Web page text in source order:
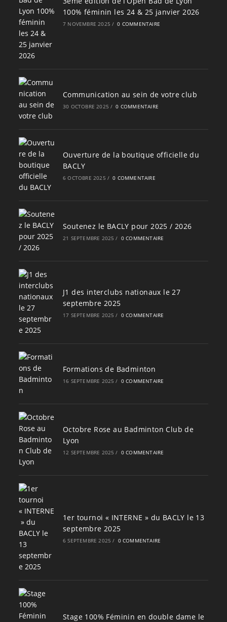
100% féminin les 24 & 25 janvier 2026
7 NOVEMBRE 2025 / 0 COMMENTAIRE
Communication au sein de votre club
30 OCTOBRE 2025 / 0 COMMENTAIRE
Ouverture de la boutique officielle du
BACLY
6 OCTOBRE 2025 / 0 COMMENTAIRE
Soutenez le BACLY pour 2025 / 2026
21 SEPTEMBRE 2025 / 0 COMMENTAIRE
J1 des interclubs nationaux le 27
septembre 2025
17 SEPTEMBRE 2025 / 0 COMMENTAIRE
Formations de Badminton
16 SEPTEMBRE 2025 / 0 COMMENTAIRE
Octobre Rose au Badminton Club de
Lyon
12 SEPTEMBRE 2025 / 0 COMMENTAIRE
1er tournoi « INTERNE » du BACLY le 13
septembre 2025
6 SEPTEMBRE 2025 / 0 COMMENTAIRE
Stage 100% Féminin en double dame le